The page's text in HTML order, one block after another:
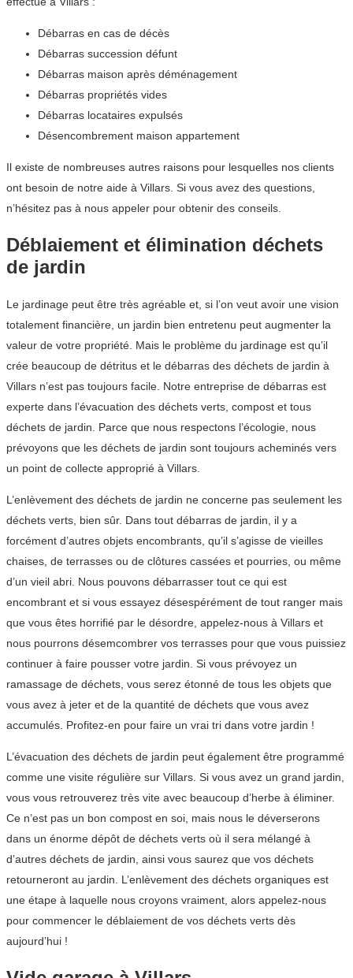
Débarras en cas de décès
Débarras succession défunt
Débarras maison après déménagement
Débarras propriétés vides
Débarras locataires expulsés
Désencombrement maison appartement
Il existe de nombreuses autres raisons pour lesquelles nos clients
ont besoin de notre aide à Villars. Si vous avez des questions,
n’hésitez pas à nous appeler pour obtenir des conseils.
Déblaiement et élimination déchets
de jardin
Le jardinage peut être très agréable et, si l’on veut avoir une vision
totalement financière, un jardin bien entretenu peut augmenter la
valeur de votre propriété. Mais le problème du jardinage est qu’il
crée beaucoup de détritus et le débarras des déchets de jardin à
Villars n’est pas toujours facile. Notre entreprise de débarras est
experte dans l’évacuation des déchets verts, compost et tous
déchets de jardin. Parce que nous respectons l’écologie, nous
prévoyons que les déchets de jardin sont toujours acheminés vers
un point de collecte approprié à Villars.
L’enlèvement des déchets de jardin ne concerne pas seulement les
déchets verts, bien sûr. Dans tout débarras de jardin, il y a
forcément d’autres objets encombrants, qu’il s’agisse de vieilles
chaises, de terrasses ou de clôtures cassées et pourries, ou même
d’un vieil abri. Nous pouvons débarrasser tout ce qui est
encombrant et si vous essayez désespérément de tout ranger mais
que vous êtes horrifié par le désordre, appelez-nous à Villars et
nous pourrons désemcombrer vos terrasses pour que vous puissiez
continuer à faire pousser votre jardin. Si vous prévoyez un
ramassage de déchets, vous serez étonné de tous les objets que
vous avez à jeter et de la quantité de déchets que vous avez
accumulés. Profitez-en pour faire un vrai tri dans votre jardin !
L’évacuation des déchets de jardin peut également être programmé
comme une visite régulière sur Villars. Si vous avez un grand jardin,
vous vous retrouverez très vite avec beaucoup d’herbe à éliminer.
Ce n’est pas un bon compost en soi, mais nous le déverserons
dans un énorme dépôt de déchets verts où il sera mélangé à
d’autres déchets de jardin, ainsi vous saurez que vos déchets
retourneront au jardin. L’enlèvement des déchets organiques est
une étape à laquelle nous croyons vraiment, alors appelez-nous
pour commencer le déblaiement de vos déchets verts dès
aujourd’hui !